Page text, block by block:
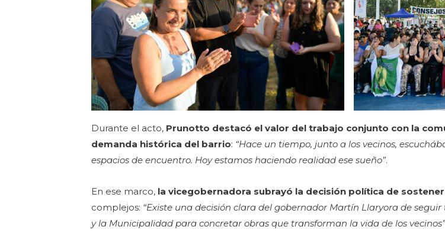
Durante el acto, Prunotto destacó el valor del trabajo conjunto con la
demanda histórica del barrio: “Hace un tiempo, junto a los vecinos,
espacios de encuentro. Hoy estamos haciendo realidad ese sueño”.
En ese marco, la vicegobernadora subrayó la decisión política de
complejos: “Existe una decisión clara del gobernador Martín Llaryora de
y la Municipalidad para concretar obras que transforman la vida de los